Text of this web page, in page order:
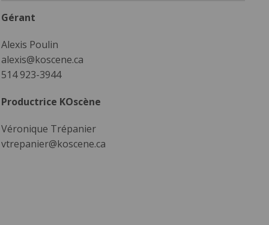
Gérant
Alexis Poulin
alexis@koscene.ca
514 923-3944
Productrice KOscène
Véronique Trépanier
vtrepanier@koscene.ca